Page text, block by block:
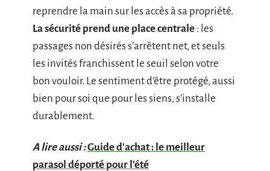
reprendre la main sur les accès à sa propriété.
La sécurité prend une place centrale : les
passages non désirés s’arrêtent net, et seuls
les invités franchissent le seuil selon votre
bon vouloir. Le sentiment d’être protégé, aussi
bien pour soi que pour les siens, s’installe
durablement.
A lire aussi :Guide d'achat : le meilleur
parasol déporté pour l'été